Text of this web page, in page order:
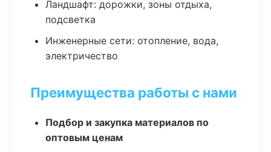
Ландшафт: дорожки, зоны отдыха,
подсветка
Инженерные сети: отопление, вода,
электричество
Преимущества работы с нами
Подбор и закупка материалов по
оптовым ценам